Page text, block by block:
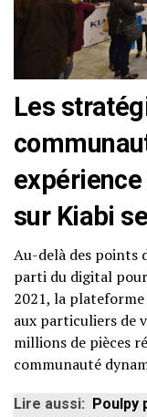
Les
sur Kiabi
Au-delà des points
parti du digital
2021, la plateforme
aux particuliers de
millions de pièces
communauté
Lire aussi: Poulpy